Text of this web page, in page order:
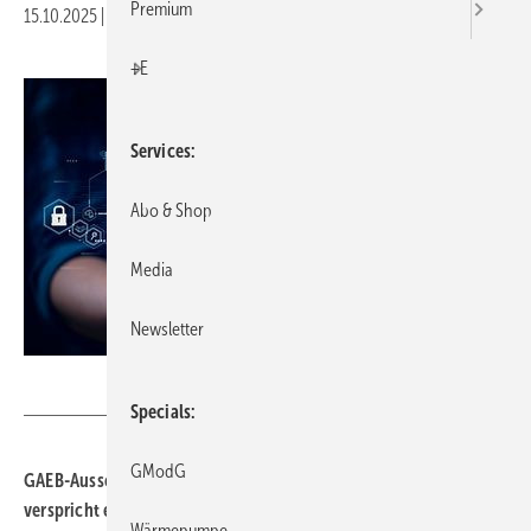
15.10.2025 Druckvorschau
GAEB-Ausschreibungen sind zeitaufwändig. Ein neuer KI-Agent
verspricht eine präzise Auswertung und schnellere
Premium
+E
Services
Abo & Shop
Media
Newsletter
Specials
GModG